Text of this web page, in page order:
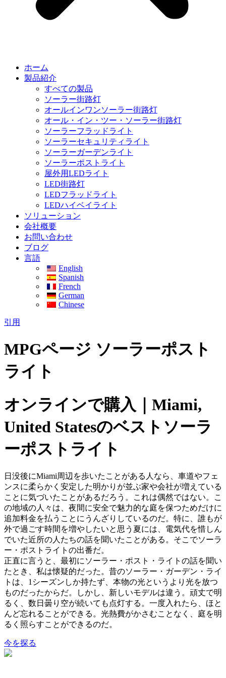
ホーム
製品紹介
すべての製品
ソーラー街路灯
オールインワンソーラー街路灯
オール・イン・ツー・ソーラー街路灯
ソーラーフラッドライト
ソーラーセキュリティライト
ソーラーガーデンライト
ソーラーポストライト
屋外用LEDライト
LED街路灯
LEDフラッドライト
LEDハイベイライト
ソリューション
会社概要
お問い合わせ
ブログ
言語
English
Spanish
French
German
Chinese
引用
MPGページ ソーラーポスト
ライト
オンラインで購入｜Miami,
United Statesのベストソーラ
ーポストライト
日没後にMiami周辺を歩いたことがある人なら、車道やフェ
ンスに柔らかく安定した明かりが並ぶ家や会社が増えている
ことに気づいたことがあるだろう。これは偶然ではない。こ
の地域の人々は、夜間に安全で魅力的な庭を保つためだけに
追加料金を払うことにうんざりしているのだ。特に、誰もが
外で過ごす時間を増やしたいと思う夏には、電気代を惜しん
でいた近所の人たちの話を聞いたことがある。そこでソーラ
ー・ポストライトの出番だ。
正直に言うと、最初にソーラー・ポスト・ライトの話を聞い
たとき、私は懐疑的だった。昔のソーラー・ガーデン・ライ
トは、1シーズンしか持たず、本物の光というより光を放つ
ものだったからだ。しかし、新しいモデルは違う。頑丈で明
るく、数日曇り空が続いても点灯する。一度入れたら、ほと
んど忘れることができる。光熱費がかさむことなく、庭を明
るく照らすことができるのだ。
今を探る